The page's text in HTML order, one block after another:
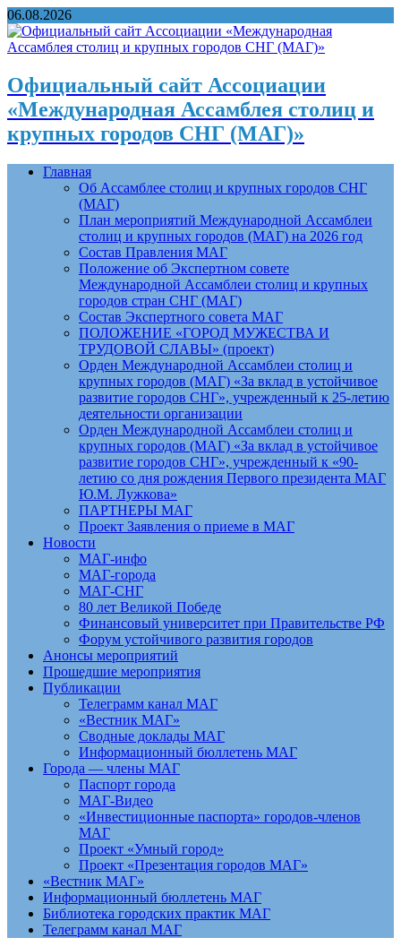
06.08.2026
Официальный сайт Ассоциации
«Международная Ассамблея столиц и
крупных городов СНГ (МАГ)»
Главная
Об Ассамблее столиц и крупных городов СНГ
(МАГ)
План мероприятий Международной Ассамблеи
столиц и крупных городов (МАГ) на 2026 год
Состав Правления МАГ
Положение об Экспертном совете
Международной Ассамблеи столиц и крупных
городов стран СНГ (МАГ)
Состав Экспертного совета МАГ
ПОЛОЖЕНИЕ «ГОРОД МУЖЕСТВА И
ТРУДОВОЙ СЛАВЫ» (проект)
Орден Международной Ассамблеи столиц и
крупных городов (МАГ) «За вклад в устойчивое
развитие городов СНГ», учрежденный к 25-летию
деятельности организации
Орден Международной Ассамблеи столиц и
крупных городов (МАГ) «За вклад в устойчивое
развитие городов СНГ», учрежденный к «90-
летию со дня рождения Первого президента МАГ
Ю.М. Лужкова»
ПАРТНЕРЫ МАГ
Проект Заявления о приеме в МАГ
Новости
МАГ-инфо
МАГ-города
МАГ-СНГ
80 лет Великой Победе
Финансовый университет при Правительстве РФ
Форум устойчивого развития городов
Анонсы мероприятий
Прошедшие мероприятия
Публикации
Телеграмм канал МАГ
«Вестник МАГ»
Сводные доклады МАГ
Информационный бюллетень МАГ
Города — члены МАГ
Паспорт города
МАГ-Видео
«Инвестиционные паспорта» городов-членов
МАГ
Проект «Умный город»
Проект «Презентация городов МАГ»
«Вестник МАГ»
Информационный бюллетень МАГ
Библиотека городских практик МАГ
Телеграмм канал МАГ